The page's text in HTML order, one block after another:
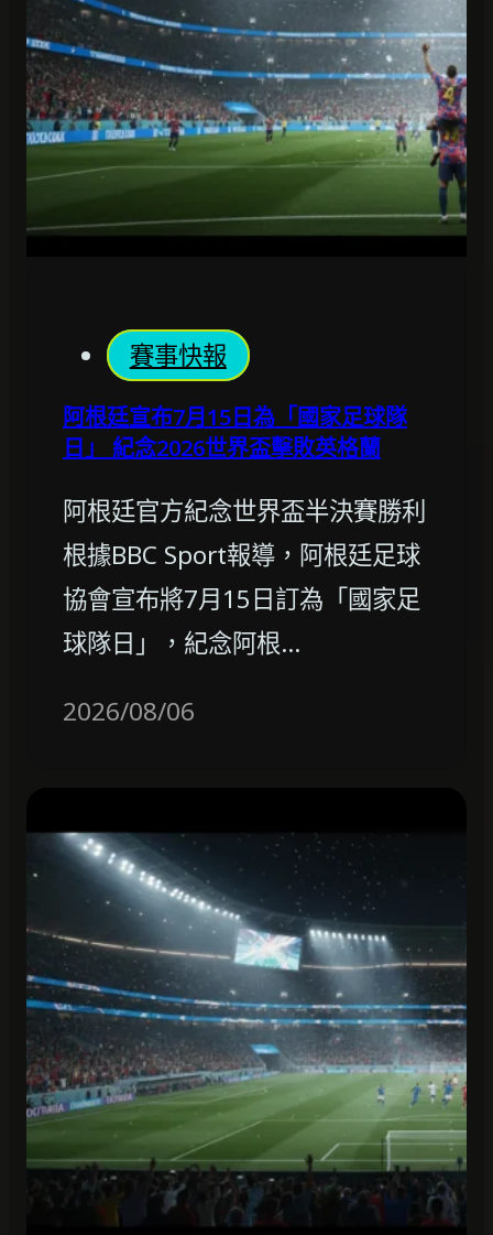
賽事快報
阿根廷宣布7月15日為「國家足球隊
日」 紀念2026世界盃擊敗英格蘭
阿根廷官方紀念世界盃半決賽勝利
根據BBC Sport報導，阿根廷足球
協會宣布將7月15日訂為「國家足
球隊日」，紀念阿根…
2026/08/06